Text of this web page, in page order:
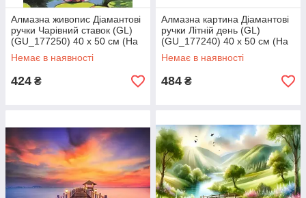
Алмазна живопис Діамантові
ручки Чарівний ставок (GL)
(GU_177250) 40 х 50 см (На
підрамнику)
Немає в наявності
424 ₴
Алмазна картина Діамантові
ручки Літній день (GL)
(GU_177240) 40 х 50 см (На
підрамнику)
Немає в наявності
484 ₴